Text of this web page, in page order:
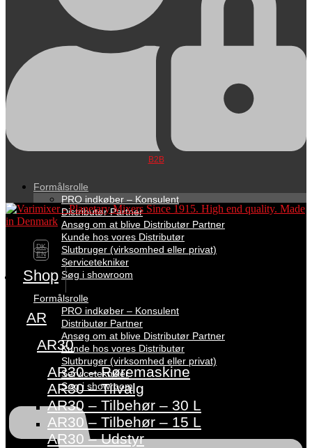
B2B
Formålsrolle
PRO indkøber – Konsulent
Distributør Partner
Ansøg om at blive Distributør Partner
Kunde hos vores Distributør
Slutbruger (virksomhed eller privat)
Servicetekniker
Søg i showroom
Formålsrolle
PRO indkøber – Konsulent
Distributør Partner
Ansøg om at blive Distributør Partner
Kunde hos vores Distributør
Slutbruger (virksomhed eller privat)
Servicetekniker
Søg i showroom
DK
EN
Shop
AR
AR30
AR30 – Røremaskine
AR30 – Tilvalg
AR30 – Tilbehør – 30 L
AR30 – Tilbehør – 15 L
AR30 – Udstyr